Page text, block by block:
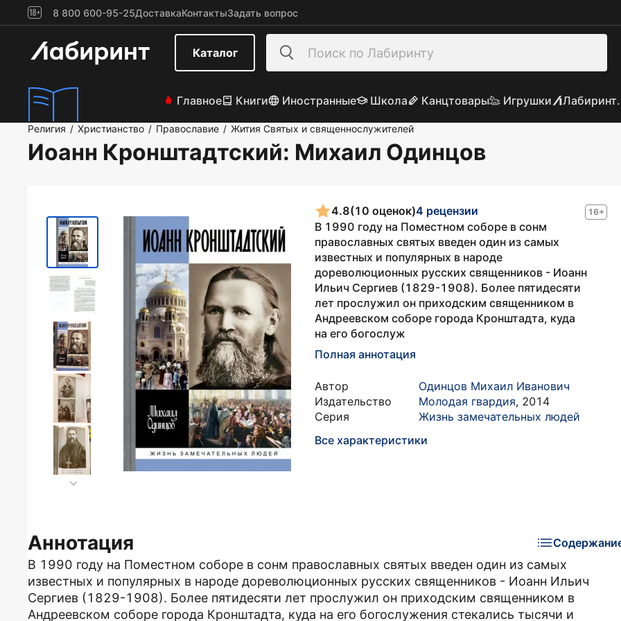
8 800 600-95-25ДоставкаКонтактыЗадать вопрос
Каталог
Главное Книги Иностранные Школа Канцтовары Игрушки
Религия / Христианство / Православие / Жития Святых и священнослужителей
Иоанн Кронштадтский: Михаил Одинцов
16+
4.8(10 оценок)4 рецензии
В 1990 году на Поместном соборе в сонм
православных святых введен один из самых
известных и популярных в народе
дореволюционных русских священников - Иоанн
Ильич Сергиев (1829-1908). Более пятидесяти
лет прослужил он приходским священником в
Андреевском соборе города Кронштадта, куда
на его богослуж
Полная аннотация
Автор
Одинцов Михаил Иванович
Издательство
Молодая гвардия, 2014
Серия
Жизнь замечательных людей
Все характеристики
Аннотация
В 1990 году на Поместном соборе в сонм православных святых введен один из самых
известных и популярных в народе дореволюционных русских священников - Иоанн Ильич
Сергиев (1829-1908). Более пятидесяти лет прослужил он приходским священником в
Андреевском соборе города Кронштадта, куда на его богослужения стекались тысячи и